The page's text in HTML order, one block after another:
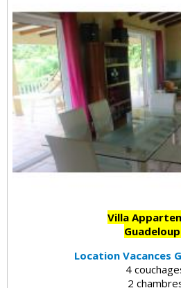
Villa
Location Vacances
4
2